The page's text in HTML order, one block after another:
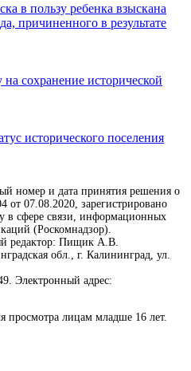
в пользу ребенка взыскана
причиненного в результате
сохранение исторической
исторического поселения
номер и дата принятия решения о
07.08.2020, зарегистрировано
в сфере связи, информационных
(Роскомнадзор).
редактор: Пищик А.В.
обл., г. Калининград, ул.
Электронный адрес:
просмотра лицам младше 16 лет.